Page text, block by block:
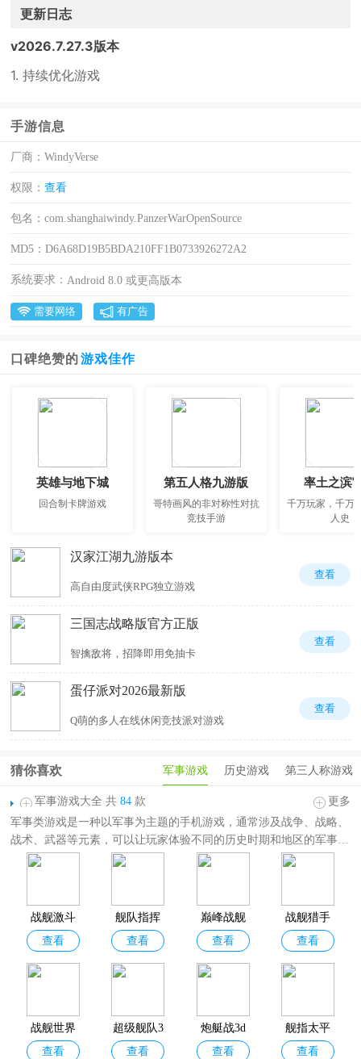
更新日志
v2026.7.27.3版本
1. 持续优化游戏
手游信息
厂商：WindyVerse
权限：查看
包名：com.shanghaiwindy.PanzerWarOpenSource
MD5：D6A68D19B5BDA210FF1B0733926272A2
系统要求： Android 8.0 或更高版本
需要网络 有广告
口碑绝赞的 游戏佳作
英雄与地下城
回合制卡牌游戏
第五人格九游版
哥特画风的非对称性对抗
竞技手游
率土之滨
千万玩家，千万
人史
汉家江湖九游版本
高自由度武侠RPG独立游戏
查看
三国志战略版官方正版
智擒敌将，招降即用免抽卡
查看
蛋仔派对2026最新版
Q萌的多人在线休闲竞技派对游戏
查看
军事游戏 历史游戏 第三人称游戏
猜你喜欢
军事游戏大全 共 84 款
更多
军事类游戏是一种以军事为主题的手机游戏，通常涉及战争、战略、
战术、武器等元素，可以让玩家体验不同的历史时期和地区的军事冲
突，或者创造自己的虚拟战场。军事游戏也可以培养玩家的思维能力
器、巅峰坦克、战争雷霆、现代空战3D、空战争锋等热门军事游
戏。想体验海战、空战、二战、硬核枪战以及坦克战争等军事游戏玩
法的小伙伴，都可以在军事题材的游戏中找到，欢迎各位小伙伴分享
收藏！
战舰激斗
中文版
查看
舰队指挥
官手游官
方版
查看
巅峰战舰
满v版
查看
战舰猎手
查看
战舰世界
闪击战
查看
超级舰队3
k官方版
查看
炮艇战3d
查看
舰指太平
洋
查看